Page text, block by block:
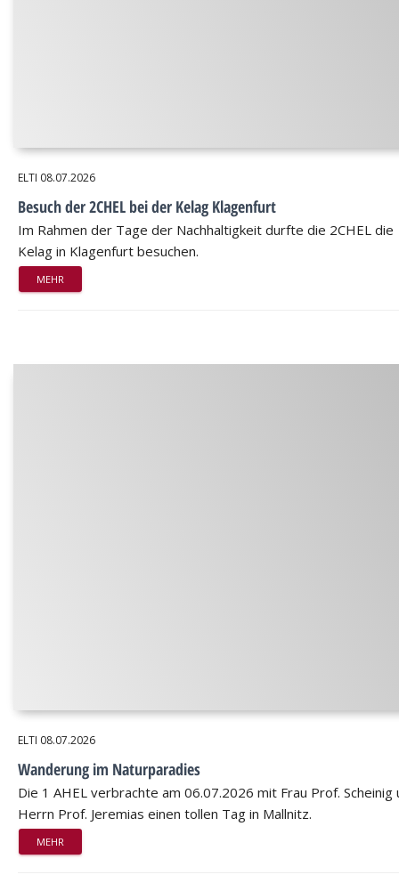
ELTI 08.07.2026
Besuch der 2CHEL bei der Kelag Klagenfurt
Im Rahmen der Tage der Nachhaltigkeit durfte die 2CHEL die
Kelag in Klagenfurt besuchen.
MEHR
ELTI 08.07.2026
Wanderung im Naturparadies
Die 1 AHEL verbrachte am 06.07.2026 mit Frau Prof. Scheinig
Herrn Prof. Jeremias einen tollen Tag in Mallnitz.
MEHR